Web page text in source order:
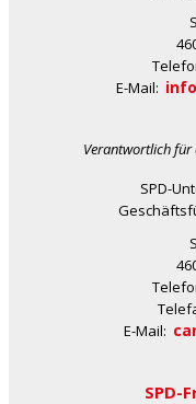
E-Mail:
Verantwortlich
SPD-
E-Mail:
SPD-